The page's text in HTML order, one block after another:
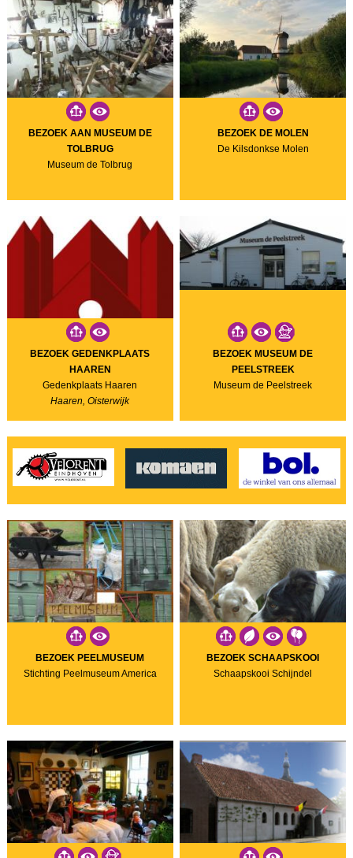
BEZOEK AAN MUSEUM DE
TOLBRUG
Museum de Tolbrug
BEZOEK DE MOLEN
De Kilsdonkse Molen
BEZOEK GEDENKPLAATS
HAAREN
Gedenkplaats Haaren
Haaren, Oisterwijk
BEZOEK MUSEUM DE
PEELSTREEK
Museum de Peelstreek
BEZOEK PEELMUSEUM
Stichting Peelmuseum America
BEZOEK SCHAAPSKOOI
Schaapskooi Schijndel